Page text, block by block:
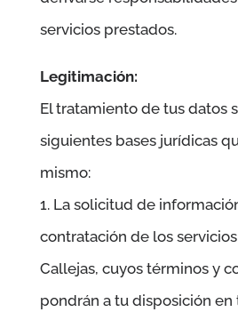
servicios prestados.
Legitimación:
El tratamiento de tus datos
siguientes bases jurídicas
mismo:
1. La solicitud de
contratación de los
Callejas, cuyos términos y
pondrán a tu disposición en